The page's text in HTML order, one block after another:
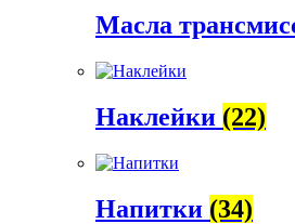
Масла
Наклейки (22)
Напитки (34)